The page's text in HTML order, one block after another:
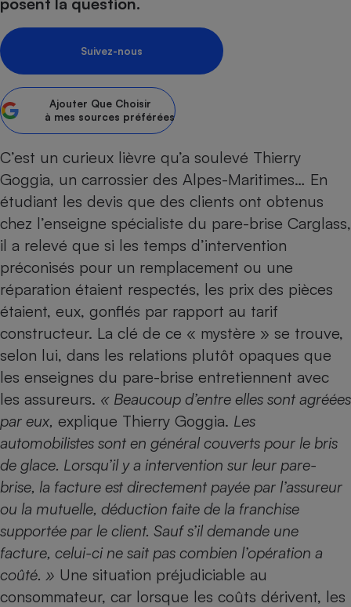
Suivez-nous
Ajouter Que Choisir
à mes sources préférées
C’est un curieux lièvre qu’a soulevé Thierry
Goggia, un carrossier des Alpes-Maritimes… En
étudiant les devis que des clients ont obtenus
chez l’enseigne spécialiste du pare-brise Carglass,
il a relevé que si les temps d’intervention
préconisés pour un rempla­cement ou une
réparation étaient respectés, les prix des pièces
étaient, eux, gonflés par rapport au tarif
constructeur. La clé de ce « mystère » se trouve,
selon lui, dans les relations plutôt opaques que
les enseignes du pare-brise entretiennent avec
les assureurs. « Beaucoup d’entre elles sont agréées
par eux, explique Thierry Goggia. Les
automobilistes sont en général couverts pour le bris
de glace. Lorsqu’il y a intervention sur leur pare-
brise, la facture est directement payée par l’assureur
ou la mutuelle, déduction faite de la franchise
supportée par le client. Sauf s’il demande une
facture, celui-ci ne sait pas combien l’opération a
coûté. » Une situation préju­diciable au
consommateur, car lorsque les coûts ­dérivent, les
Supermarché - Drive
Complément
alimentaire
Banque - Crédit
Epargne - Fiscalité
Mutuelle
Assurance emprunteur
Banque
Contrôle technique -
Pièce détachée
Comparateur auto
Comparatif climatiseur
Comparatif aspirateur
Comparatif aspirateur
Comparatif cafetière
Comparatif robot cuiseur
Comparatif centrale
Gros électroménager
Petit électroménager -
Lave-linge
Électricité - Gaz
Comparatif ordinateur
Comparatif ultrabook
Comparatif tablette
Image et son
Informatique
Internet
Téléphonie
Téléviseur
Crédit immobilier
Aménagement
Bricolage - Jardinage
Chauffage
Produit d'entretien
Sécurité domestique
Matelas
Hygiène - Beauté
Maladie - Médecine -
Système de santé -
Mutuelle
Antimoustique
Maison de retraite
Retraite
Choisir son fioul
Choisir son pellet
Comparateur assurance emprunteur
Energie Moins Chère Ensemble
Tous les comparateurs
Toutes les cartes interactives
Speedtest - Testez le débit de votre
connexion Internet